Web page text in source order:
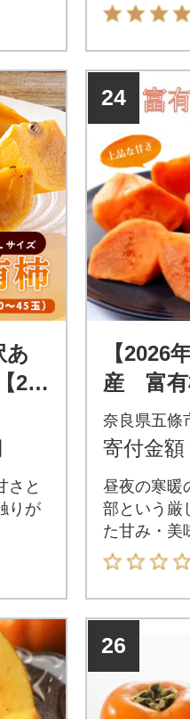
あ
20
さと
りが
24
【2026
産 富有
1～13個
ムリエ
奈良県五條
寄付金額
昼夜の寒暖
部という厳
た甘み・美
富有柿!
26